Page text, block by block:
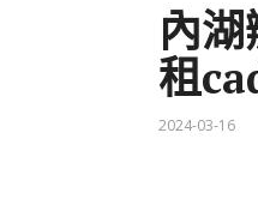
內
租
2024-03-16